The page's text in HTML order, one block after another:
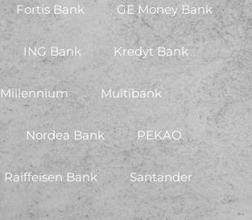
Fortis Bank GE Money Bank
ING Bank Kredyt Bank
Millennium Multibank
Nordea Bank PEKAO
Raiffeisen Bank Santander